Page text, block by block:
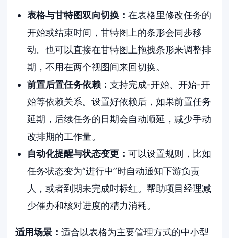
表格与甘特图双向切换： 在表格里修改任务的
开始或结束时间，甘特图上的条形会同步移
动。也可以直接在甘特图上拖拽条形来调整排
期，不用在两个视图间来回切换。
前置后置任务依赖： 支持完成-开始、开始-开
始等依赖关系。设置好依赖后，如果前置任务
延期，后续任务的日期会自动顺延，减少手动
改排期的工作量。
自动化提醒与状态变更： 可以设置规则，比如
任务状态变为“进行中”时自动通知下游负责
人，或者到期未完成时标红。帮助项目经理减
少催办和核对进度的精力消耗。
适用场景：适合以表格为主要管理方式的中小型